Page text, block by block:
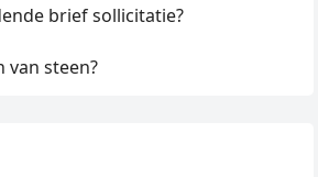
brief sollicitatie?
van steen?